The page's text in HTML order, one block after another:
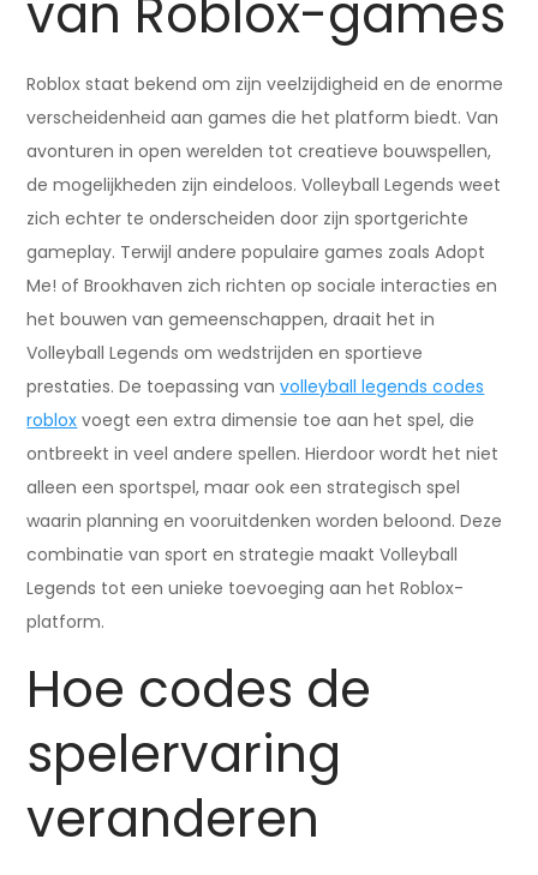
van Roblox-games
Roblox staat bekend om zijn veelzijdigheid en de enorme
verscheidenheid aan games die het platform biedt. Van
avonturen in open werelden tot creatieve bouwspellen,
de mogelijkheden zijn eindeloos. Volleyball Legends weet
zich echter te onderscheiden door zijn sportgerichte
gameplay. Terwijl andere populaire games zoals Adopt
Me! of Brookhaven zich richten op sociale interacties en
het bouwen van gemeenschappen, draait het in
Volleyball Legends om wedstrijden en sportieve
prestaties. De toepassing vanvolleyball legends codes
roblox voegt een extra dimensie toe aan het spel, die
ontbreekt in veel andere spellen. Hierdoor wordt het niet
alleen een sportspel, maar ook een strategisch spel
waarin planning en vooruitdenken worden beloond. Deze
combinatie van sport en strategie maakt Volleyball
Legends tot een unieke toevoeging aan het Roblox-
platform.
Hoe codes de
spelervaring
veranderen